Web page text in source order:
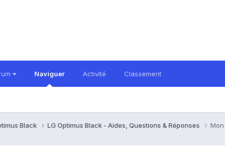
Naviguer Activité Classement
Black LG Optimus Black - Aides, Questions & Réponses